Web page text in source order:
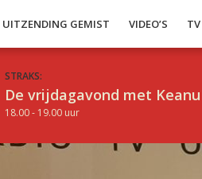
UITZENDING GEMIST VIDEO’S TV
STRAKS:
De vrijdagavond met Keanu
18.00 - 19.00 uur